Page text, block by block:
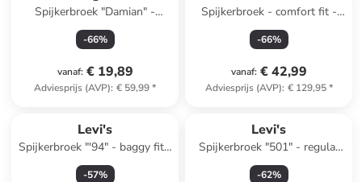
Spijkerbroek "Damian" -
regular fit - zwart
-66%
vanaf: € 19,89
Adviesprijs (AVP): € 59,99*
Spijkerbroek - comfort fit -
lichtblauw
-66%
vanaf: € 42,99
Adviesprijs (AVP): € 129,95*
Levi's
Spijkerbroek "'94" - baggy fit -
antraciet
-57%
Levi's
Spijkerbroek "501" - regular
fit - zwart
-62%